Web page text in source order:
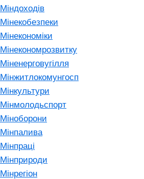
Міндоходів
Мінекобезпеки
Мінекономіки
Мінекономрозвитку
Міненерговугілля
Мінжитлокомунгосп
Мінкультури
Мінмолодьспорт
Міноборони
Мінпалива
Мінпраці
Мінприроди
Мінрегіон